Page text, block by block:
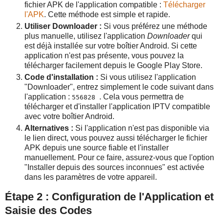
fichier APK de l'application compatible : Télécharger
l'APK. Cette méthode est simple et rapide.
Utiliser Downloader : Si vous préférez une méthode
plus manuelle, utilisez l'application Downloaderqui
est déjà installée sur votre boîtier Android. Si cette
application n'est pas présente, vous pouvez la
télécharger facilement depuis le Google Play Store.
Code d'installation : Si vous utilisez l'application
"Downloader", entrez simplement le code suivant dans
l'application : 556828 . Cela vous permettra de
télécharger et d'installer l'application IPTV compatible
avec votre boîtier Android.
Alternatives : Si l'application n'est pas disponible via
le lien direct, vous pouvez aussi télécharger le fichier
APK depuis une source fiable et l'installer
manuellement. Pour ce faire, assurez-vous que l'option
"Installer depuis des sources inconnues" est activée
dans les paramètres de votre appareil.
Étape 2 : Configuration de l'Application et
Saisie des Codes